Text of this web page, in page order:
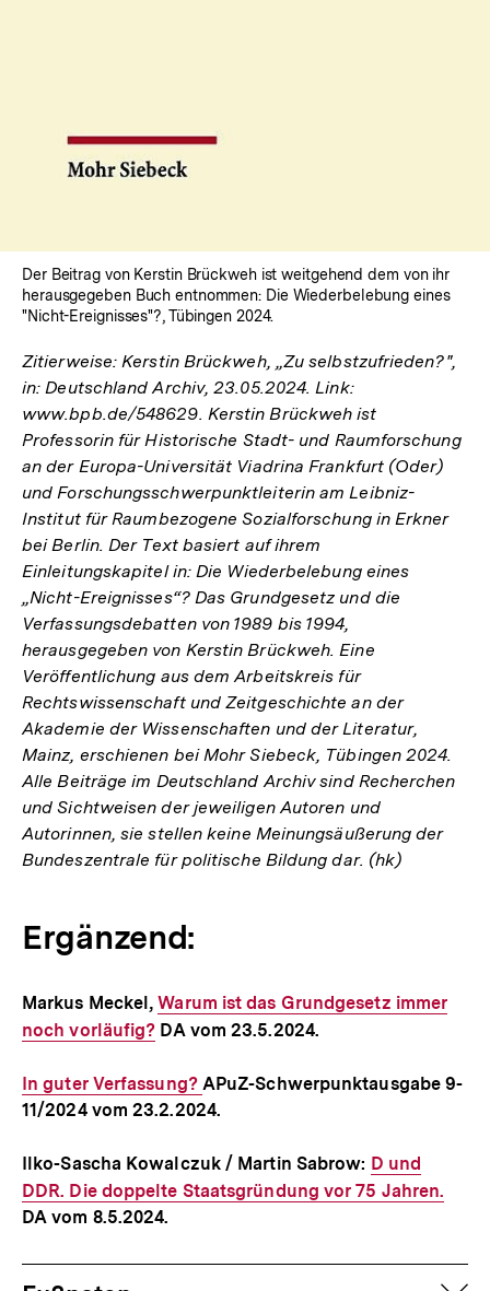
Der Beitrag von Kerstin Brückweh ist weitgehend dem von ihr
herausgegeben Buch entnommen: Die Wiederbelebung eines
"Nicht-Ereignisses"?, Tübingen 2024.
Zitierweise: Kerstin Brückweh, „Zu selbstzufrieden?",
in: Deutschland Archiv, 23.05.2024. Link:
www.bpb.de/548629. Kerstin Brückweh ist
Professorin für Historische Stadt- und Raumforschung
an der Europa-Universität Viadrina Frankfurt (Oder)
und Forschungsschwerpunktleiterin am Leibniz-
Institut für Raumbezogene Sozialforschung in Erkner
bei Berlin. Der Text basiert auf ihrem
Einleitungskapitel in: Die Wiederbelebung eines
„Nicht-Ereignisses“? Das Grundgesetz und die
Verfassungsdebatten von 1989 bis 1994,
herausgegeben von Kerstin Brückweh. Eine
Veröffentlichung aus dem Arbeitskreis für
Rechtswissenschaft und Zeitgeschichte an der
Akademie der Wissenschaften und der Literatur,
Mainz, erschienen bei Mohr Siebeck, Tübingen 2024.
Alle Beiträge im Deutschland Archiv sind Recherchen
und Sichtweisen der jeweiligen Autoren und
Autorinnen, sie stellen keine Meinungsäußerung der
Bundeszentrale für politische Bildung dar. (hk)
Ergänzend:
Markus Meckel,Interner
Link:
Warum ist das Grundgesetz immer
noch vorläufig? DA vom 23.5.2024.
Interner
Link:
In guter Verfassung? APuZ-Schwerpunktausgabe 9-
11/2024 vom 23.2.2024.
Ilko-Sascha Kowalczuk / Martin Sabrow: Interner
Link:
D und
DDR. Die doppelte Staatsgründung vor 75 Jahren.
DA vom 8.5.2024.